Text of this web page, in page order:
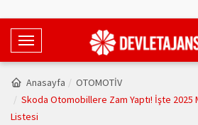
T
o
g
g
Anasayfa
OTOMOTİV
Skoda Otomobillere Zam Yaptı! İşte 2025
Listesi